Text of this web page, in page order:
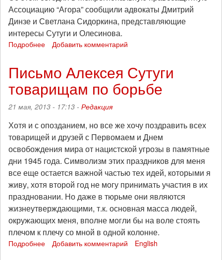
Ассоциацию “Агора” сообщили адвокаты Дмитрий
Динзе и Светлана Сидоркина, представляющие
интересы Сутуги и Олесинова.
Подробнее
Олесинова
Сутуги
снято
тяжкое
обвинение
Добавить комментарий
Письмо Алексея Сутуги
товарищам по борьбе
21 мая, 2013 - 17:13 - Редакция
Хотя и с опозданием, но все же хочу поздравить всех
товарищей и друзей с Первомаем и Днем
освобождения мира от нацистской угрозы в памятные
дни 1945 года. Символизм этих праздников для меня
все еще остается важной частью тех идей, которыми я
живу, хотя второй год не могу принимать участия в их
праздновании. Но даже в тюрьме они являются
жизнеутверждающими, т.к. основная масса людей,
окружающих меня, вполне могли бы на воле стоять
плечом к плечу со мной в одной колонне.
Подробнее Добавить комментарий English